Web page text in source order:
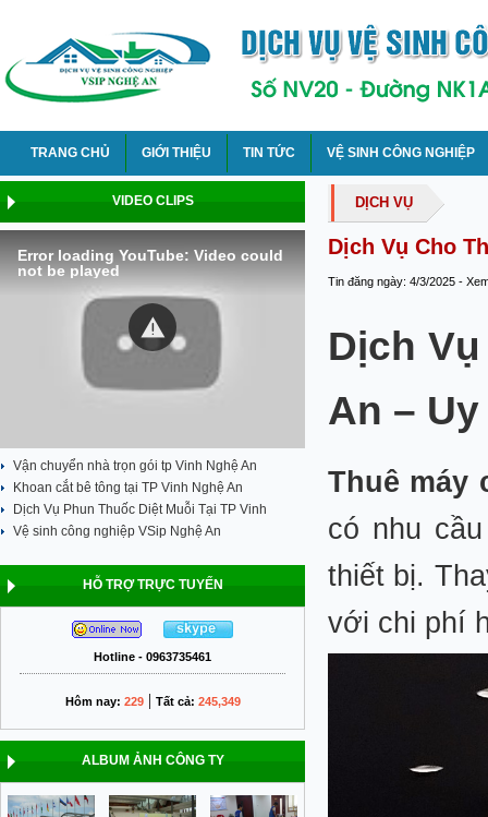
TRANG CHỦ GIỚI THIỆU TIN TỨC VỆ SINH CÔNG NGHIỆP
VIDEO CLIPS
Error loading YouTube: Video could
not be played
Vận chuyển nhà trọn gói tp Vinh Nghệ An
Khoan cắt bê tông tại TP Vinh Nghệ An
Dịch Vụ Phun Thuốc Diệt Muỗi Tại TP Vinh
Vệ sinh công nghiệp VSip Nghệ An
HỖ TRỢ TRỰC TUYẾN
Hotline - 0963735461
Hôm nay: 229| Tất cả: 245,349
ALBUM ẢNH CÔNG TY
DỊCH VỤ
Dịch Vụ Cho
Tin đăng ngày: 4/3/2025 -
Dịch
An –
Thuê máy
có nhu
thiết bị.
với chi phí